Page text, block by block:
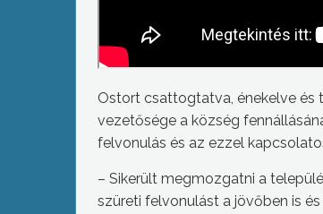
Ostort csattogtatva, énekelve és
vezetősége a község
felvonulás és az ezzel
– Sikerült megmozgatni a
szüreti felvonulást a jövőben is